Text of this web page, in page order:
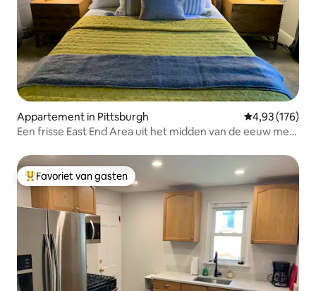
Appartement in Pittsburgh Gemiddelde
4,93 (176)
Een frisse East End Area uit het midden van de eeuw met
Topfavoriet van gasten
Favoriet van gasten